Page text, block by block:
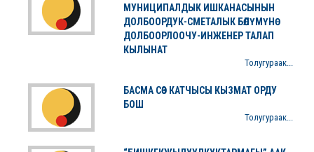
МУНИЦИПАЛДЫК ИШКАНАСЫНЫН
ДОЛБООРДУК-СМЕТАЛЫК БӨЛҮМҮНӨ
ДОЛБООРЛООЧУ-ИНЖЕНЕР ТАЛАП
КЫЛЫНАТ
Толугураак...
БАСМА СӨЗ КАТЧЫСЫ КЫЗМАТ ОРДУ
БОШ
Толугураак...